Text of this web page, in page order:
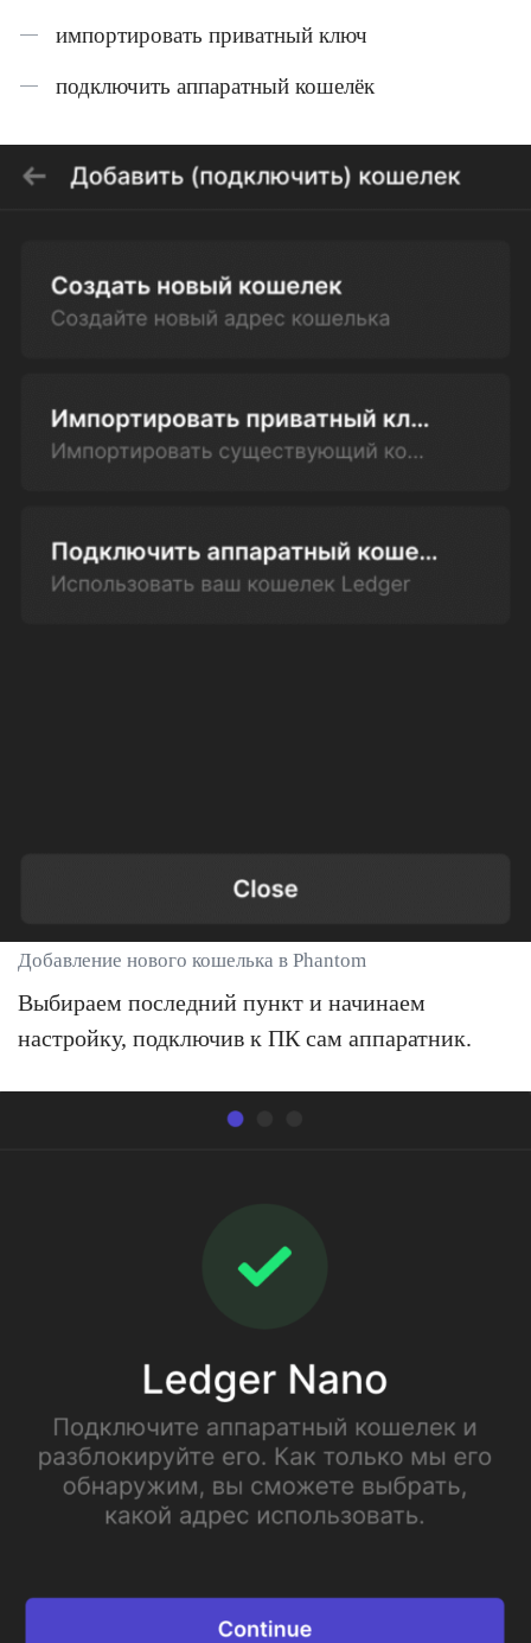
импортировать приватный ключ
подключить аппаратный кошелёк
Добавление нового кошелька в Phantom
Выбираем последний пункт и начинаем
настройку, подключив к ПК сам аппаратник.